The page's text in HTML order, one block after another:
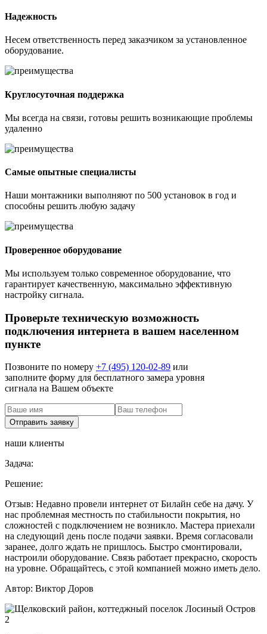
Надежность
Несем ответственность перед заказчиком за установленное
оборудование.
Круглосуточная поддержка
Мы всегда на связи, готовы решить возникающие проблемы
удаленно
Самые опытные специалисты
Наши монтажники выполняют по 500 установок в год и
способны решить любую задачу
Проверенное оборудование
Мы используем только современное оборудование, что
гарантирует качественную, максимально эффективную
настройку сигнала.
Проверьте техническую возможность
подключения интернета в вашем населенном
пункте
Позвоните по номеру +7 (495) 120-02-89 или
заполните форму для бесплатного замера уровня
сигнала на Вашем объекте
наши клиенты
Задача:
Решение:
Отзыв: Недавно провели интернет от Билайн себе на дачу. У
нас проблемная местность по стабильности покрытия, но
сложностей с подключением не возникло. Мастера приехали
на следующий день после подачи заявки. Время согласовали
заранее, долго ждать не пришлось. Быстро смонтировали,
настроили оборудование. Связь работает прекрасно, скорость
на уровне. Обращайтесь, с этой компанией можно иметь дело.
Автор: Виктор Доров